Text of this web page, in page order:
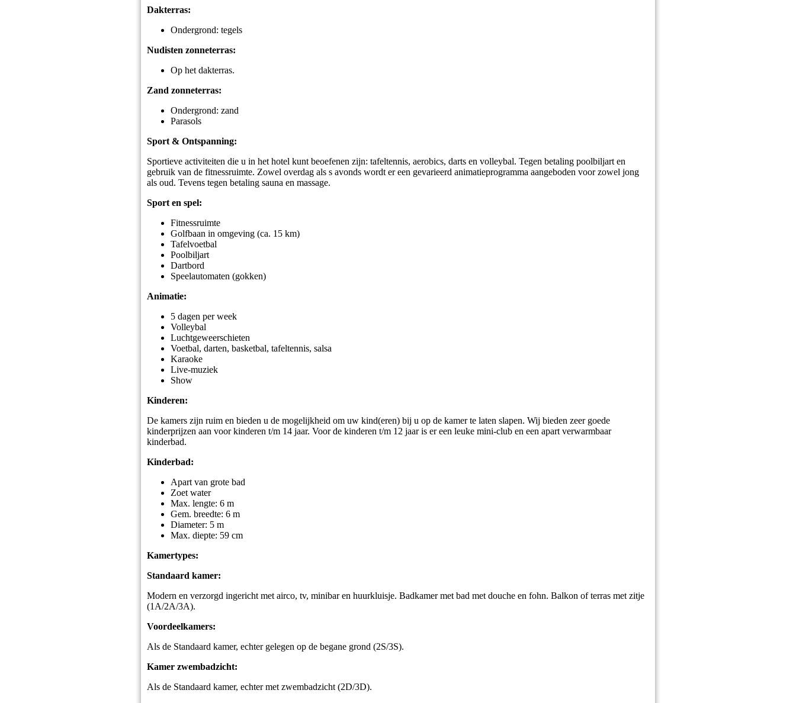
Dakterras:
Ondergrond: tegels
Nudisten zonneterras:
Op het dakterras.
Zand zonneterras:
Ondergrond: zand
Parasols
Sport & Ontspanning:
Sportieve activiteiten die u in het hotel kunt beoefenen zijn: tafeltennis, aerobics, darts en volleybal. Tegen betaling poolbiljart en
gebruik van de fitnessruimte. Zowel overdag als s avonds wordt er een gevarieerd animatieprogramma aangeboden voor zowel jong
als oud. Tevens tegen betaling sauna en massage.
Sport en spel:
Fitnessruimte
Golfbaan in omgeving (ca. 15 km)
Tafelvoetbal
Poolbiljart
Dartbord
Speelautomaten (gokken)
Animatie:
5 dagen per week
Volleybal
Luchtgeweerschieten
Voetbal, darten, basketbal, tafeltennis, salsa
Karaoke
Live-muziek
Show
Kinderen:
De kamers zijn ruim en bieden u de mogelijkheid om uw kind(eren) bij u op de kamer te laten slapen. Wij bieden zeer goede
kinderprijzen aan voor kinderen t/m 14 jaar. Voor de kinderen t/m 12 jaar is er een leuke mini-club en een apart verwarmbaar
kinderbad.
Kinderbad:
Apart van grote bad
Zoet water
Max. lengte: 6 m
Gem. breedte: 6 m
Diameter: 5 m
Max. diepte: 59 cm
Kamertypes:
Standaard kamer:
Modern en verzorgd ingericht met airco, tv, minibar en huurkluisje. Badkamer met bad met douche en fohn. Balkon of terras met zitje
(1A/2A/3A).
Voordeelkamers:
Als de Standaard kamer, echter gelegen op de begane grond (2S/3S).
Kamer zwembadzicht:
Als de Standaard kamer, echter met zwembadzicht (2D/3D).